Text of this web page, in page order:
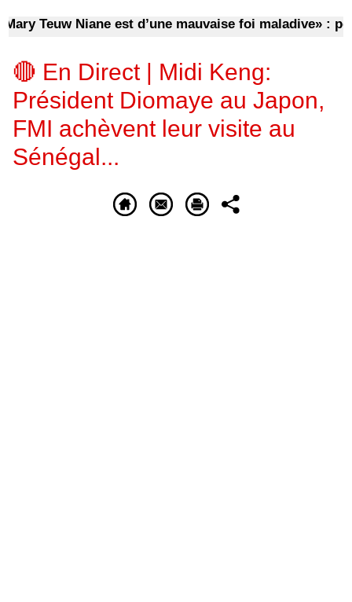
Teuw Niane est d’une mauvaise foi maladive» :
🔴 En Direct | Midi Keng:
Président Diomaye au Japon,
FMI achèvent leur visite au
Sénégal...